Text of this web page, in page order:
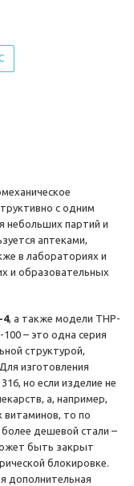
с одним
небольших партий и
аптеками,
в лабораториях и
и образовательных
4, а также модели THP-
– это одна серия
структурой,
изготовления
но если изделие не
а, например,
то по
дешевой стали –
быть закрыт
блокировке.
дополнительная